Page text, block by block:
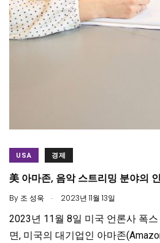
USA 경제
美 아마존, 음악 스트리밍 분야의
By 조 성욱 . 2023년 11월 13일
2023년 11월 8일 미국 언론사 폭
면, 미국의 대기업인 아마존